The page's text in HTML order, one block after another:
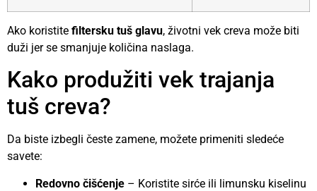
Ako koristite filtersku tuš glavu, životni vek creva može biti
duži jer se smanjuje količina naslaga.
Kako produžiti vek trajanja
tuš creva?
Da biste izbegli česte zamene, možete primeniti sledeće
savete:
Redovno čišćenje – Koristite sirće ili limunsku kiselinu